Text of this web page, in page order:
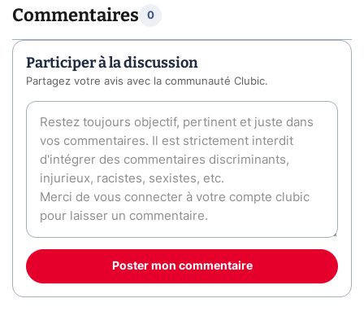
Commentaires 0
Participer à la discussion
Partagez votre avis avec la communauté Clubic.
Poster mon commentaire